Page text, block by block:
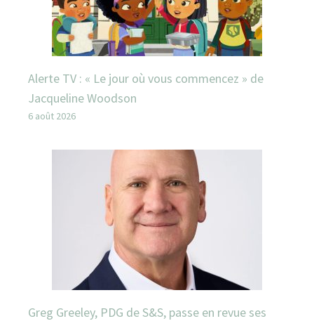
Alerte TV : « Le jour où vous commencez » de
Jacqueline Woodson
6 août 2026
Greg Greeley, PDG de S&S, passe en revue ses